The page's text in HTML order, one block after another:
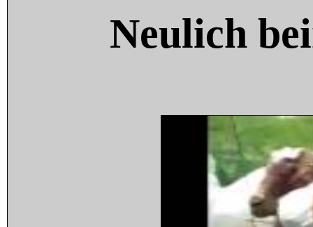
Neulich